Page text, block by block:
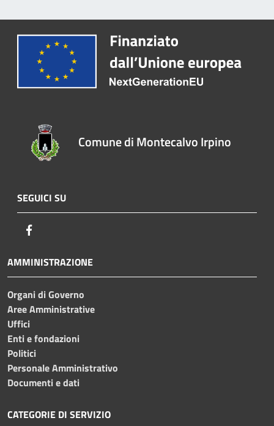
Comune di Montecalvo Irpino
SEGUICI SU
AMMINISTRAZIONE
Organi di Governo
Aree Amministrative
Uffici
Enti e fondazioni
Politici
Personale Amministrativo
Documenti e dati
CATEGORIE DI SERVIZIO